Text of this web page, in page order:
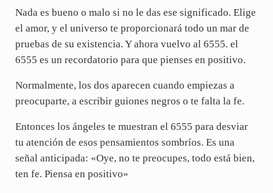
Nada es bueno o malo si no le das ese significado. Elige
el amor, y el universo te proporcionará todo un mar de
pruebas de su existencia. Y ahora vuelvo al 6555. el
6555 es un recordatorio para que pienses en positivo.
Normalmente, los dos aparecen cuando empiezas a
preocuparte, a escribir guiones negros o te falta la fe.
Entonces los ángeles te muestran el 6555 para desviar
tu atención de esos pensamientos sombríos. Es una
señal anticipada: «Oye, no te preocupes, todo está bien,
ten fe. Piensa en positivo»